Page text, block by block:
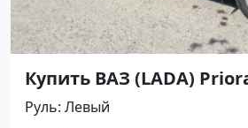
Купить ВАЗ (LADA)
(1598/98 л.с.) Бензин
Каневская цвет
Руль Левый